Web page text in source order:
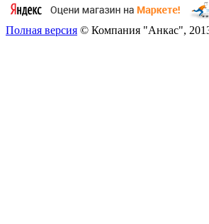
Полная версия © Компания "Анкас",